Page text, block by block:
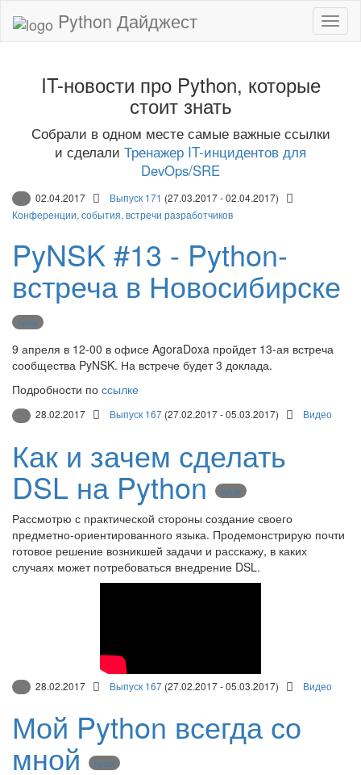
Python Дайджест
IT-новости про Python, которые
стоит знать
Собрали в одном месте самые важные ссылки
и сделали Тренажер IT-инцидентов для
DevOps/SRE
02.04.2017 Выпуск 171 (27.03.2017 - 02.04.2017)
Конференции, события, встречи разработчиков
PyNSK #13 - Python-
встреча в Новосибирске
PyNSK
9 апреля в 12-00 в офисе AgoraDoxa пройдет 13-ая встреча
сообщества PyNSK. На встрече будет 3 доклада.
Подробности по ссылке
28.02.2017 Выпуск 167 (27.02.2017 - 05.03.2017) Видео
Как и зачем сделать
DSL на Python PyNSK
Рассмотрю с практической стороны создание своего
предметно-ориентированного языка. Продемонстрирую почти
готовое решение возникшей задачи и расскажу, в каких
случаях может потребоваться внедрение DSL.
28.02.2017 Выпуск 167 (27.02.2017 - 05.03.2017) Видео
Мой Python всегда со
мной PyNSK